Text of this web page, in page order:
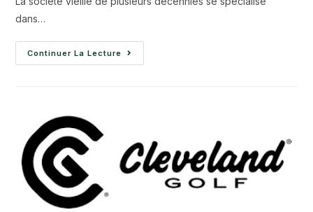
dans…
Continuer La Lecture